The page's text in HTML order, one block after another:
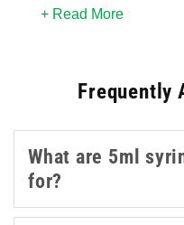
tasks. Designed for
dependable in both
You’ll find options
andENFIT systems,
into your existing
syringes with or without
+ Read More
Frequently
What are 5ml
for?